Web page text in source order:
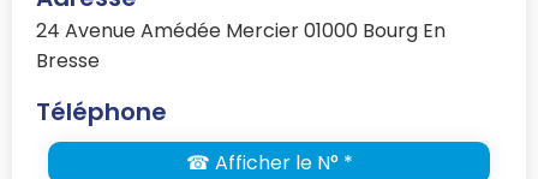
24 Avenue Amédée Mercier 01000 Bourg En
Bresse
Téléphone
☎ Afficher le N° *